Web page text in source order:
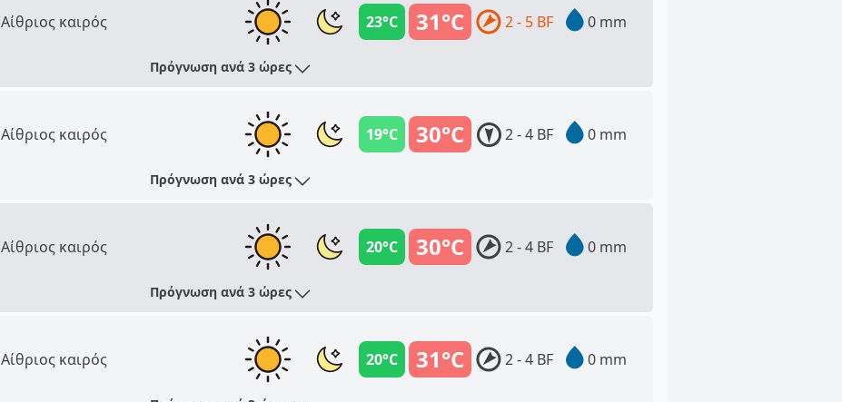
Αίθριος καιρός 31°C
23°C 2 - 5 BF 0 mm
Πρόγνωση ανά 3 ώρες
Αίθριος καιρός 30°C
19°C 2 - 4 BF 0 mm
Πρόγνωση ανά 3 ώρες
Αίθριος καιρός 30°C
20°C 2 - 4 BF 0 mm
Πρόγνωση ανά 3 ώρες
Αίθριος καιρός 31°C
20°C 2 - 4 BF 0 mm